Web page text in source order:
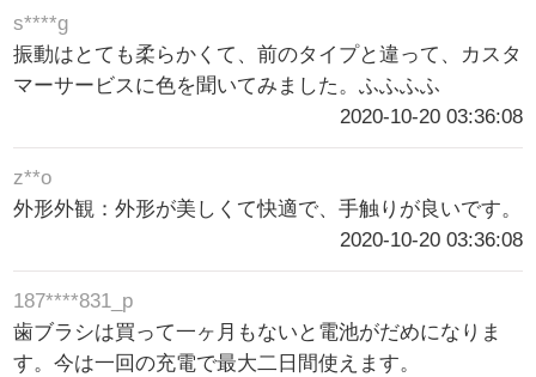
s****g
振動はとても柔らかくて、前のタイプと違って、カスタ
マーサービスに色を聞いてみました。ふふふふ
2020-10-20 03:36:08
z**o
外形外観：外形が美しくて快適で、手触りが良いです。
2020-10-20 03:36:08
187****831_p
歯ブラシは買って一ヶ月もないと電池がだめになりま
す。今は一回の充電で最大二日間使えます。